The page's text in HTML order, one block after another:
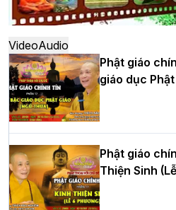
khóa sinh hoạt Phật pháp
thứ XIV tại chùa Bằng
Học yêu thương trong ngày
tư của Khóa sinh hoạt Phật
hè tại chùa Bằng
HT.Thích Thọ Lạc được suy cử
Trưởng BTS GHPGVN tỉnh
VideoAudio
Phật giáo
giáo dục
Phật giáo
Thiện Sinh